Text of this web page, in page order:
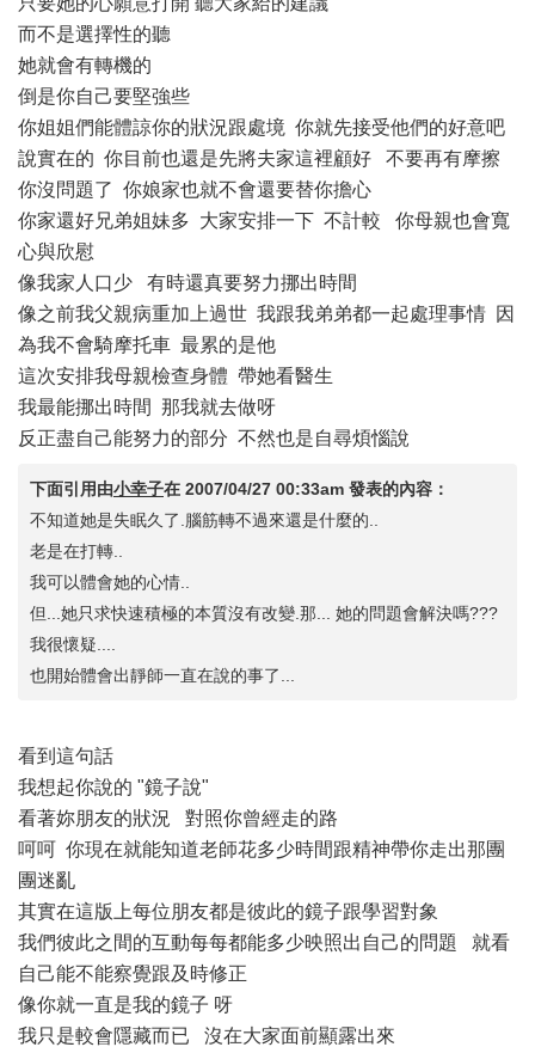
而不是選擇性的聽
她就會有轉機的
倒是你自己要堅強些
你姐姐們能體諒你的狀況跟處境 你就先接受他們的好意吧
說實在的 你目前也還是先將夫家這裡顧好 不要再有摩擦
你沒問題了 你娘家也就不會還要替你擔心
你家還好兄弟姐妹多 大家安排一下 不計較 你母親也會寬
心與欣慰
像我家人口少 有時還真要努力挪出時間
像之前我父親病重加上過世 我跟我弟弟都一起處理事情 因
為我不會騎摩托車 最累的是他
這次安排我母親檢查身體 帶她看醫生
我最能挪出時間 那我就去做呀
反正盡自己能努力的部分 不然也是自尋煩惱說
下面引用由小幸子在 2007/04/27 00:33am 發表的內容：
不知道她是失眠久了.腦筋轉不過來還是什麼的..
老是在打轉..
我可以體會她的心情..
但...她只求快速積極的本質沒有改變.那... 她的問題會解決嗎???
我很懷疑....
也開始體會出靜師一直在說的事了...
看到這句話
我想起你說的 "鏡子說"
看著妳朋友的狀況 對照你曾經走的路
呵呵 你現在就能知道老師花多少時間跟精神帶你走出那團
團迷亂
其實在這版上每位朋友都是彼此的鏡子跟學習對象
我們彼此之間的互動每每都能多少映照出自己的問題 就看
自己能不能察覺跟及時修正
像你就一直是我的鏡子 呀
我只是較會隱藏而已 沒在大家面前顯露出來